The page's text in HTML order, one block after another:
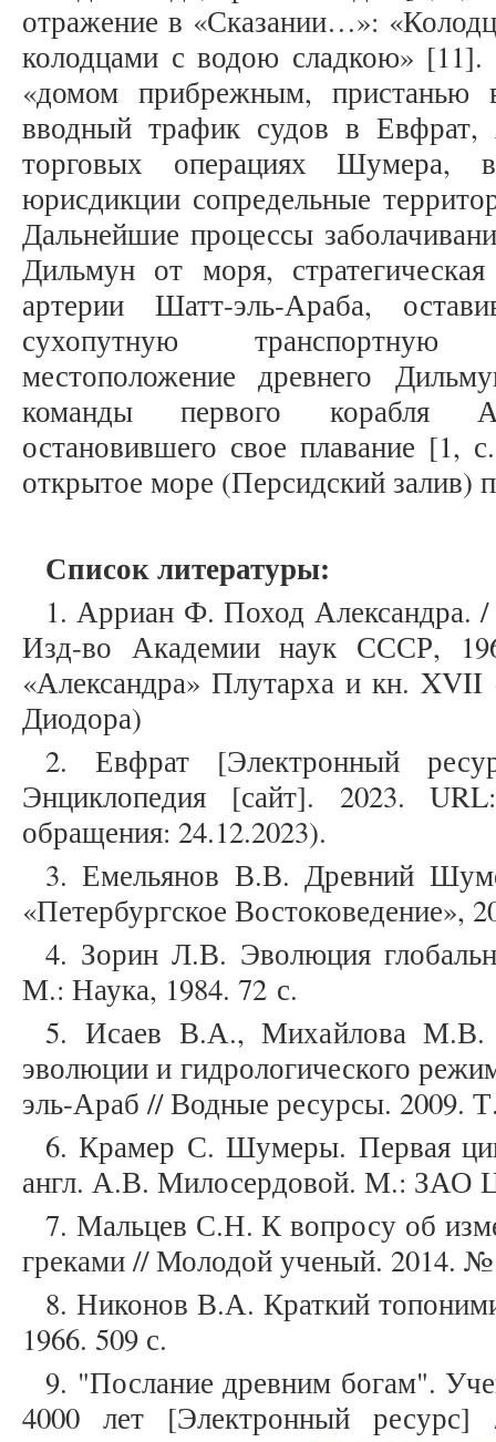
отражение в «Сказании…»:
колодцами с водою сладкою» [11].
«домом прибрежным, пристанью
вводный трафик судов в
торговых операциях Шумера,
юрисдикции сопредельные
Дальнейшие процессы
Дильмун от моря,
артерии Шатт-эль-Араба,
сухопутную транспортную
местоположение древнего
команды первого корабля
остановившего свое плавание [1,
открытое море (Персидский залив)
Список литературы:
1. Арриан Ф. Поход
Изд-во Академии наук СССР,
«Александра» Плутарха и кн. XVII
Диодора)
2. Евфрат [Электронный
Энциклопедия [сайт]. 2023.
обращения: 24.12.2023).
3. Емельянов В.В. Древний
«Петербургское Востоковедение»,
4. Зорин Л.В. Эволюция
М.: Наука, 1984. 72 с.
5. Исаев В.А., Михайлова М.В.
эволюции и гидрологического
эль-Араб // Водные ресурсы. 2009.
6. Крамер С. Шумеры. Первая
англ. А.В. Милосердовой. М.: ЗАО
7. Мальцев С.Н. К вопросу об
греками // Молодой ученый. 2014.
8. Никонов В.А. Краткий
1966. 509 с.
9. "Послание древним богам".
4000 лет [Электронный